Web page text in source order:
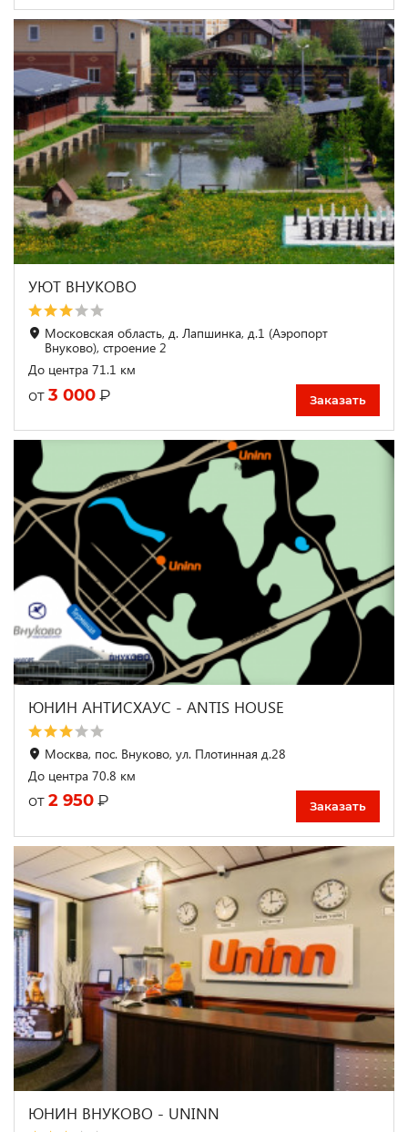
УЮТ ВНУКОВО
Московская область, д. Лапшинка, д.1 (Аэропорт
Внуково), строение 2
До центра 71.1 км
от 3 000 ₽ Заказать
ЮНИН АНТИСХАУС - ANTIS HOUSE
Москва, пос. Внуково, ул. Плотинная д.28
До центра 70.8 км
от 2 950 ₽ Заказать
ЮНИН ВНУКОВО - UNINN